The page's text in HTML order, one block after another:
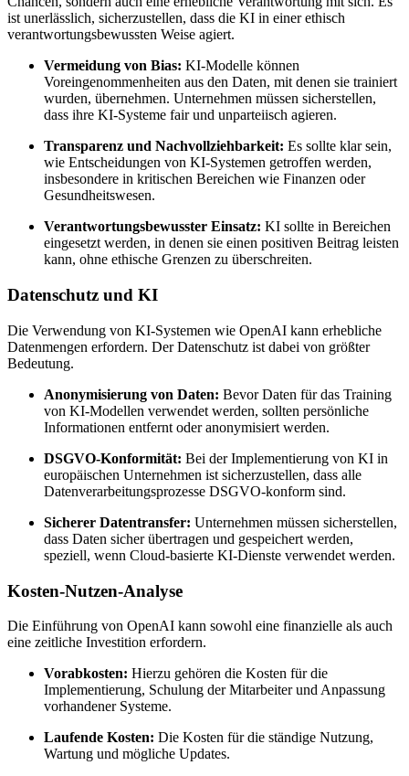
ist unerlässlich, sicherzustellen, dass die KI in einer ethisch
verantwortungsbewussten Weise agiert.
Vermeidung von Bias: KI-Modelle können
Voreingenommenheiten aus den Daten, mit denen sie trainiert
wurden, übernehmen. Unternehmen müssen sicherstellen,
dass ihre KI-Systeme fair und unparteiisch agieren.
Transparenz und Nachvollziehbarkeit: Es sollte klar sein,
wie Entscheidungen von KI-Systemen getroffen werden,
insbesondere in kritischen Bereichen wie Finanzen oder
Gesundheitswesen.
Verantwortungsbewusster Einsatz: KI sollte in Bereichen
eingesetzt werden, in denen sie einen positiven Beitrag leisten
kann, ohne ethische Grenzen zu überschreiten.
Datenschutz und KI
Die Verwendung von KI-Systemen wie OpenAI kann erhebliche
Datenmengen erfordern. Der Datenschutz ist dabei von größter
Bedeutung.
Anonymisierung von Daten: Bevor Daten für das Training
von KI-Modellen verwendet werden, sollten persönliche
Informationen entfernt oder anonymisiert werden.
DSGVO-Konformität: Bei der Implementierung von KI in
europäischen Unternehmen ist sicherzustellen, dass alle
Datenverarbeitungsprozesse DSGVO-konform sind.
Sicherer Datentransfer: Unternehmen müssen sicherstellen,
dass Daten sicher übertragen und gespeichert werden,
speziell, wenn Cloud-basierte KI-Dienste verwendet werden.
Kosten-Nutzen-Analyse
Die Einführung von OpenAI kann sowohl eine finanzielle als auch
eine zeitliche Investition erfordern.
Vorabkosten: Hierzu gehören die Kosten für die
Implementierung, Schulung der Mitarbeiter und Anpassung
vorhandener Systeme.
Laufende Kosten: Die Kosten für die ständige Nutzung,
Wartung und mögliche Updates.